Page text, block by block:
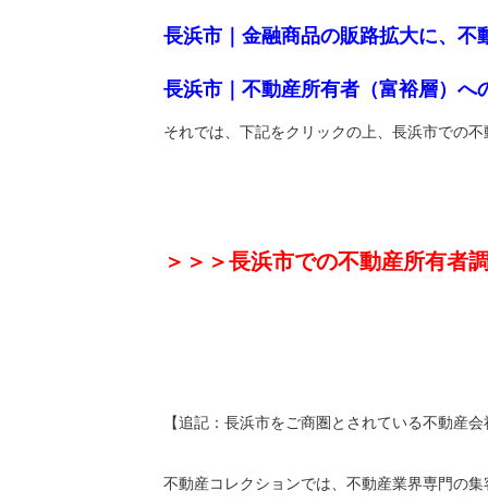
長浜市｜金融商品の販路拡大に、
長浜市｜不動産所有者（富裕層）
それでは、下記をクリックの上、長浜市での
＞＞＞長浜市での不動産所有者
【追記：長浜市をご商圏とされている不動産
不動産コレクションでは、不動産業界専門の